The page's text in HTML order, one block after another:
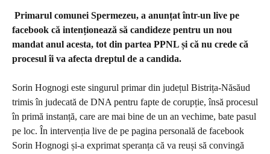
Primarul comunei Spermezeu, a anunțat într-un live pe
facebook că intenționează să candideze pentru un nou
mandat anul acesta, tot din partea PPNL și că nu crede că
procesul îi va afecta dreptul de a candida.
Sorin Hognogi este singurul primar din județul Bistrița-Năsăud
trimis în judecată de DNA pentru fapte de corupție, însă procesul
în primă instanță, care are mai bine de un an vechime, bate pasul
pe loc. În intervenția live de pe pagina personală de facebook
Sorin Hognogi și-a exprimat speranța că va reuși să convingă